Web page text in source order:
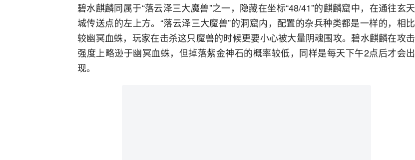
碧水麒麟同属于“落云泽三大魔兽”之一，隐藏在坐标“48/41”的麒麟窟中，在通往玄天
城传送点的左上方。“落云泽三大魔兽”的洞窟内，配置的杂兵种类都是一样的，相比
较幽冥血蛛，玩家在击杀这只魔兽的时候更要小心被大量阴魂围攻。碧水麒麟在攻击
强度上略逊于幽冥血蛛，但掉落紫金神石的概率较低，同样是每天下午2点后才会出
现。